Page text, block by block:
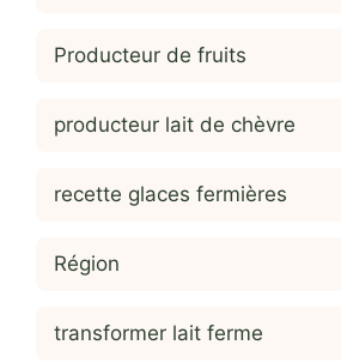
Producteur de fruits
producteur lait de chèvre
recette glaces fermières
Région
transformer lait ferme